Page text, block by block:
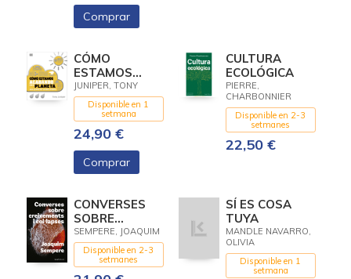
Comprar
CÓMO
ESTAMOS
ACABANDO
CON EL
PLANETA
JUNIPER, TONY
Disponible en 1
setmana
24,90 €
Comprar
CULTURA
ECOLÓGICA
PIERRE,
CHARBONNIER
Disponible en 2-3
setmanes
22,50 €
CONVERSES
SOBRE
CREIXEMENTS I
COL·LAPSES
SEMPERE, JOAQUIM
Disponible en 2-3
setmanes
SÍ ES COSA
TUYA
MANDLE NAVARRO,
OLIVIA
Disponible en 1
setmana